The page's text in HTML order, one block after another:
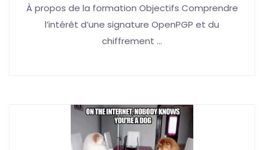
À propos de la formation Objectifs Comprendre
l’intérêt d’une signature OpenPGP et du
chiffrement …